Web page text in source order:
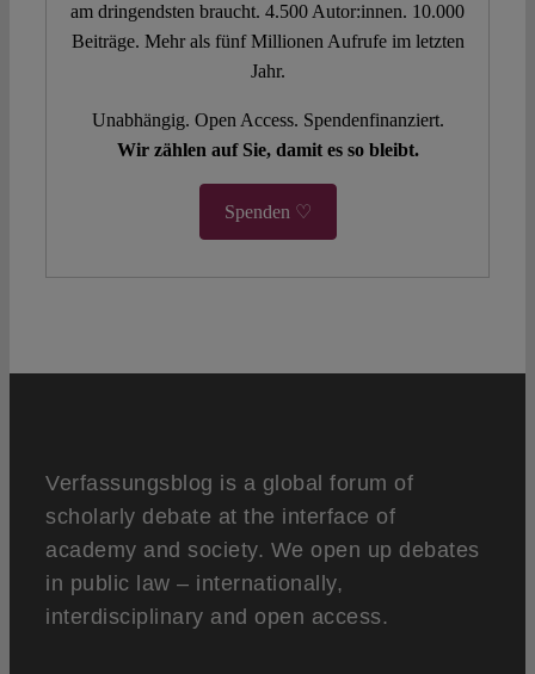
am dringendsten braucht. 4.500 Autor:innen. 10.000
Beiträge. Mehr als fünf Millionen Aufrufe im letzten
Jahr.
Unabhängig. Open Access. Spendenfinanziert.
Wir zählen auf Sie, damit es so bleibt.
Spenden ♡
Verfassungsblog is a global forum of
scholarly debate at the interface of
academy and society. We open up debates
in public law – internationally,
interdisciplinary and open access.